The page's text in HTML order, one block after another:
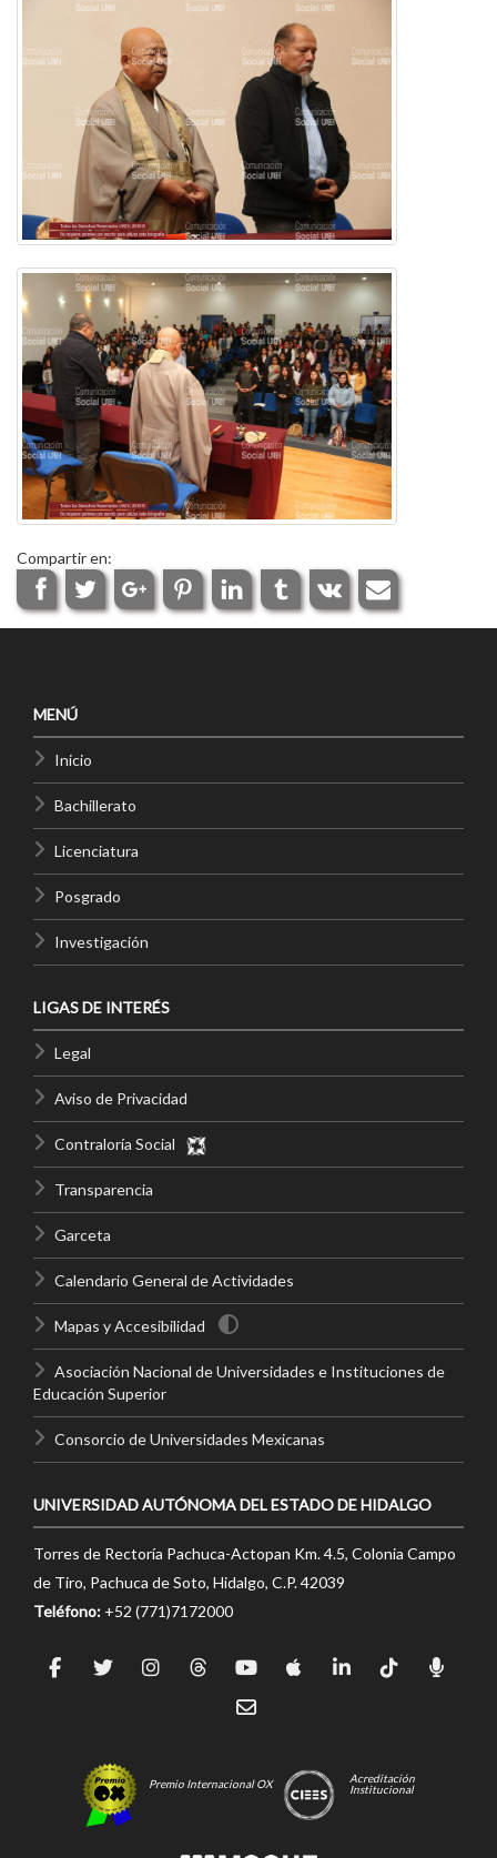
Compartir en:
MENÚ
Inicio
Bachillerato
Licenciatura
Posgrado
Investigación
LIGAS DE INTERÉS
Legal
Aviso de Privacidad
Contraloría Social
Transparencia
Garceta
Calendario General de Actividades
Mapas y Accesibilidad
Asociación Nacional de Universidades e Instituciones de
Educación Superior
Consorcio de Universidades Mexicanas
UNIVERSIDAD AUTÓNOMA DEL ESTADO DE HIDALGO
Torres de Rectoría Pachuca-Actopan Km. 4.5, Colonia Campo
de Tiro, Pachuca de Soto, Hidalgo, C.P. 42039
Teléfono: +52 (771)7172000
Premio Internacional OX
Acreditación
Institucional